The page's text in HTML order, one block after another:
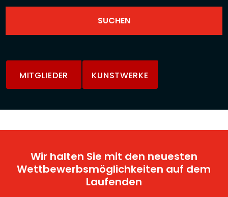
MITGLIEDER KUNSTWERKE
Wir halten Sie mit den neuesten
Wettbewerbsmöglichkeiten auf dem
Laufenden